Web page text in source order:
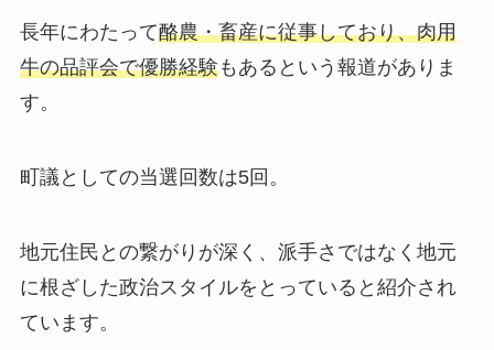
長年にわたって酪農・畜産に従事しており、肉用
牛の品評会で優勝経験もあるという報道がありま
す。
町議としての当選回数は5回。
地元住民との繋がりが深く、派手さではなく地元
に根ざした政治スタイルをとっていると紹介され
ています。